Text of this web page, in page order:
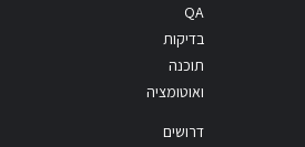
QA
בדיקות
תוכנה
ואוטומציה
דרושים